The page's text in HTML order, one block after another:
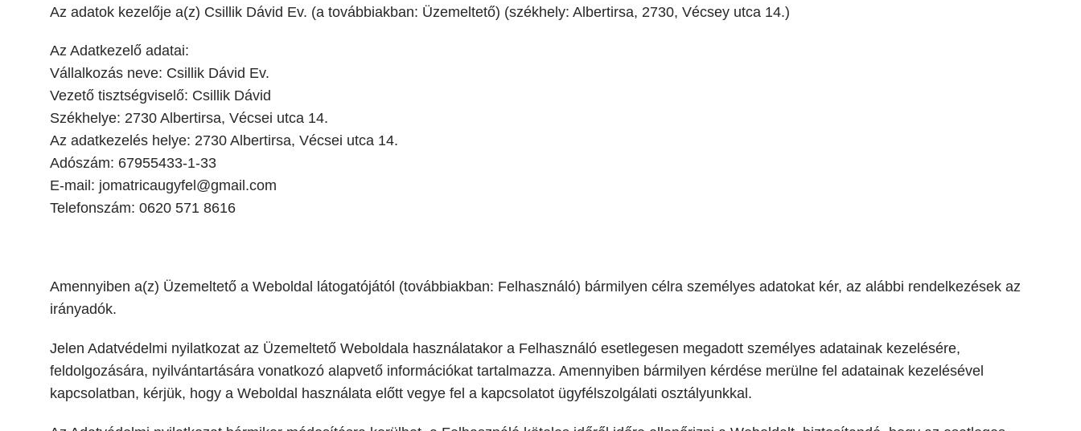
Az adatok kezelője a(z) Csillik Dávid Ev. (a továbbiakban: Üzemeltető) (székhely: Albertirsa, 2730, Vécsey utca 14.)
Az Adatkezelő adatai:
Vállalkozás neve: Csillik Dávid Ev.
Vezető tisztségviselő: Csillik Dávid
Székhelye: 2730 Albertirsa, Vécsei utca 14.
Az adatkezelés helye: 2730 Albertirsa, Vécsei utca 14.
Adószám: 67955433-1-33
E-mail: jomatricaugyfel@gmail.com
Telefonszám: 0620 571 8616
Amennyiben a(z) Üzemeltető a Weboldal látogatójától (továbbiakban: Felhasználó) bármilyen célra személyes adatokat kér, az alábbi rendelkezések az
irányadók.
Jelen Adatvédelmi nyilatkozat az Üzemeltető Weboldala használatakor a Felhasználó esetlegesen megadott személyes adatainak kezelésére,
feldolgozására, nyilvántartására vonatkozó alapvető információkat tartalmazza. Amennyiben bármilyen kérdése merülne fel adatainak kezelésével
kapcsolatban, kérjük, hogy a Weboldal használata előtt vegye fel a kapcsolatot ügyfélszolgálati osztályunkkal.